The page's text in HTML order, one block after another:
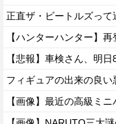
正直ザ・ビートルズって
【ハンターハンター】
フィギュアの出来の良
【画像】最近の高級ミ